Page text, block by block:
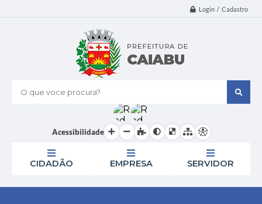
Login / Cadastro
O que voce procura?
Acessibilidade
CIDADÃO EMPRESA SERVIDOR